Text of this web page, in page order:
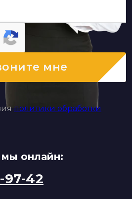
мне
политики обработки
мы онлайн:
97-42